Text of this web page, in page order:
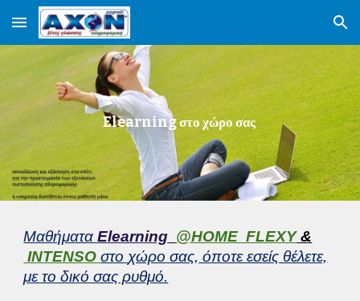
Skip to main content Skip to navigation
Elearning στο χώρο σας
Μαθήματα Elearning @HOME FLEXY&
INTENSOστο χώρο σας, όποτε εσείς θέλετε,
με το δικό σας ρυθμό.